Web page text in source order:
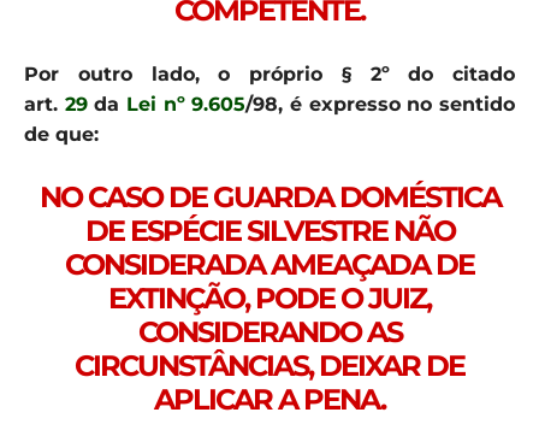
COMPETENTE.
Por outro lado, o próprio § 2º do citado
art. 29da Lei nº9.605/98, é expresso no sentido
de que:
NO CASO DE GUARDA DOMÉSTICA
DE ESPÉCIE SILVESTRE NÃO
CONSIDERADA AMEAÇADA DE
EXTINÇÃO, PODE O JUIZ,
CONSIDERANDO AS
CIRCUNSTÂNCIAS, DEIXAR DE
APLICAR A PENA.